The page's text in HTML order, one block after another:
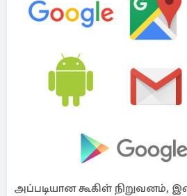
அப்படியான கூகிள் நிறுவனம்,